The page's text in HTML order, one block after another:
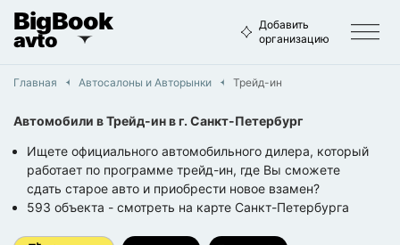
BigBook
avto
Добавить
организацию
Главная Автосалоны и Aвторынки Трейд-ин
Автомобили в Трейд-инв г. Санкт-Петербург
Ищете официального автомобильного дилера, который
работает по программе трейд-ин, где Вы сможете
сдать старое авто и приобрести новое взамен?
593 объекта - смотреть на карте Санкт-Петербурга